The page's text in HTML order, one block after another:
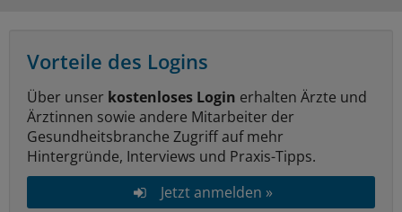
Vorteile des Logins
Über unser kostenloses Login erhalten Ärzte und
Ärztinnen sowie andere Mitarbeiter der
Gesundheitsbranche Zugriff auf mehr
Hintergründe, Interviews und Praxis-Tipps.
Jetzt anmelden »